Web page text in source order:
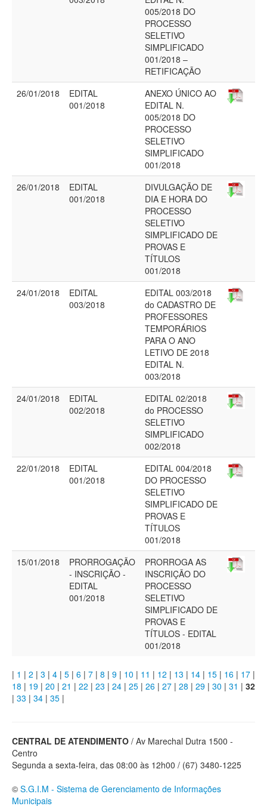
005/2018 DO
PROCESSO
SELETIVO
SIMPLIFICADO
001/2018 –
RETIFICAÇÃO
26/01/2018
EDITAL
001/2018
ANEXO ÚNICO AO
EDITAL N.
005/2018 DO
PROCESSO
SELETIVO
SIMPLIFICADO
001/2018
26/01/2018
EDITAL
001/2018
DIVULGAÇÃO DE
DIA E HORA DO
PROCESSO
SELETIVO
SIMPLIFICADO DE
PROVAS E
TÍTULOS
001/2018
24/01/2018
EDITAL
003/2018
EDITAL 003/2018
do CADASTRO DE
PROFESSORES
TEMPORÁRIOS
PARA O ANO
LETIVO DE 2018
EDITAL N.
003/2018
24/01/2018
EDITAL
002/2018
EDITAL 02/2018
do PROCESSO
SELETIVO
SIMPLIFICADO
002/2018
22/01/2018
EDITAL
001/2018
EDITAL 004/2018
DO PROCESSO
SELETIVO
SIMPLIFICADO DE
PROVAS E
TÍTULOS
001/2018
15/01/2018
PRORROGAÇÃO
- INSCRIÇÃO -
EDITAL
001/2018
PRORROGA AS
INSCRIÇÃO DO
PROCESSO
SELETIVO
SIMPLIFICADO DE
PROVAS E
TÍTULOS - EDITAL
001/2018
| 1 | 2 | 3 | 4 | 5 | 6 | 7 | 8 | 9 | 10 | 11 | 12 | 13 | 14 | 15 | 16 | 17 |
18 | 19 | 20 | 21 | 22 | 23 | 24 | 25 | 26 | 27 | 28 | 29 | 30 | 31 | 32
| 33 | 34 | 35 |
CENTRAL DE ATENDIMENTO / Av Marechal Dutra 1500 -
Centro
Segunda a sexta-feira, das 08:00 às 12h00 / (67) 3480-1225
© S.G.I.M - Sistema de Gerenciamento de Informações
Municipais